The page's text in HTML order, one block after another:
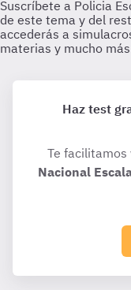
Haz test
Te
Nacional